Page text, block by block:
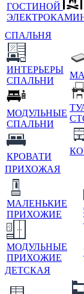
ГОСТИНОЙ
СПАЛЬНЯ
ИНТЕРЬЕРЫ
СПАЛЬНИ
МОДУЛЬНЫЕ
СПАЛЬНИ
КРОВАТИ
ПРИХОЖАЯ
МАЛЕНЬКИЕ
ПРИХОЖИЕ
МОДУЛЬНЫЕ
ПРИХОЖИЕ
ДЕТСКАЯ